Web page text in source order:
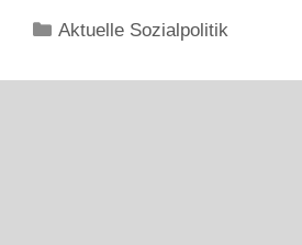
Kategorien
Aktuelle Sozialpolitik